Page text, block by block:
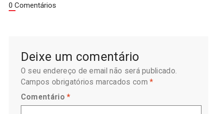
0 Comentários
Deixe um comentário
O seu endereço de email não será publicado.
Campos obrigatórios marcados com*
Comentário*